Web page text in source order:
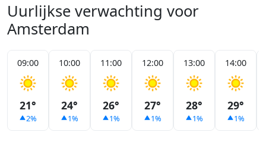
Uurlijkse verwachting voor
Amsterdam
09:00
21°
2%
10:00
24°
1%
11:00
26°
1%
12:00
27°
1%
13:00
28°
1%
14:00
29°
1%